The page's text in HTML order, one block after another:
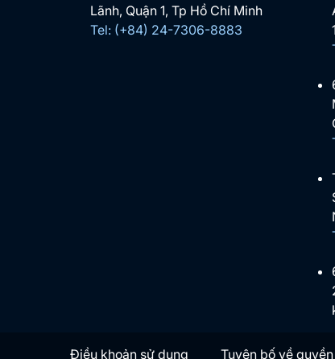
Lãnh, Quận 1, Tp Hồ Chí Minh
Tel: (+84) 24-7306-8883
Điều khoản sử dụng Tuyên bố về